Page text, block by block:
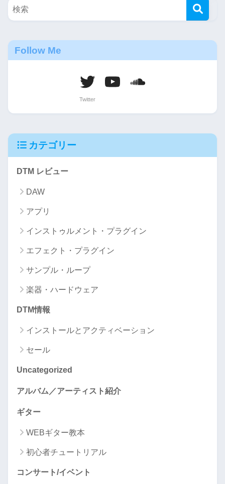
Follow Me
カテゴリー
DTM レビュー
DAW
アプリ
インストゥルメント・プラグイン
エフェクト・プラグイン
サンプル・ループ
楽器・ハードウェア
DTM情報
インストールとアクティベーション
セール
Uncategorized
アルバム／アーティスト紹介
ギター
WEBギター教本
初心者チュートリアル
コンサート/イベント